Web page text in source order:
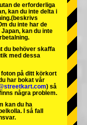
de erforderliga
kan du inte delta i
(beskrivs
du inte har de
kan du inte
du behöver skaffa
med dessa
på ditt körkort
har bokat vår
) så
några problem.
kan du ha
I så fall